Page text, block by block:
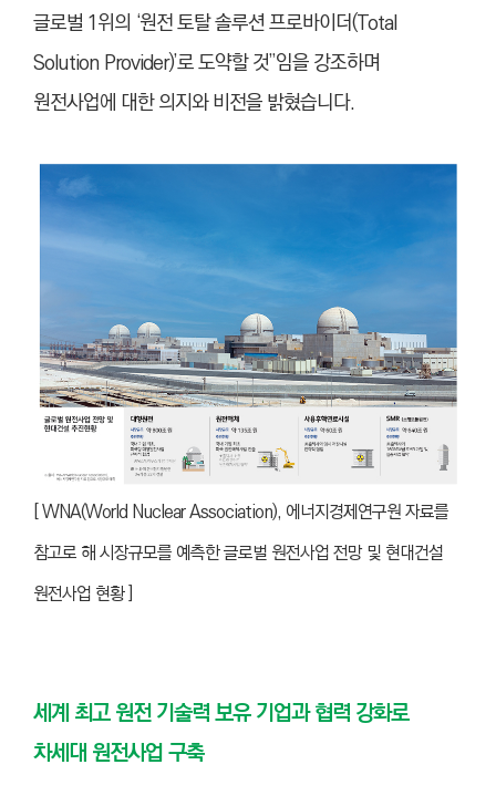
글로벌 1위의 ‘원전 토탈 솔루션 프로바이더(Total
Solution Provider)’로 도약할 것”임을 강조하며
원전사업에 대한 의지와 비전을 밝혔습니다.
[ WNA(World Nuclear Association), 에너지경제연구원 자료를
참고로 해 시장규모를 예측한 글로벌 원전사업 전망 및 현대건설
원전사업 현황 ]
세계 최고 원전 기술력 보유 기업과 협력 강화로
차세대 원전사업 구축